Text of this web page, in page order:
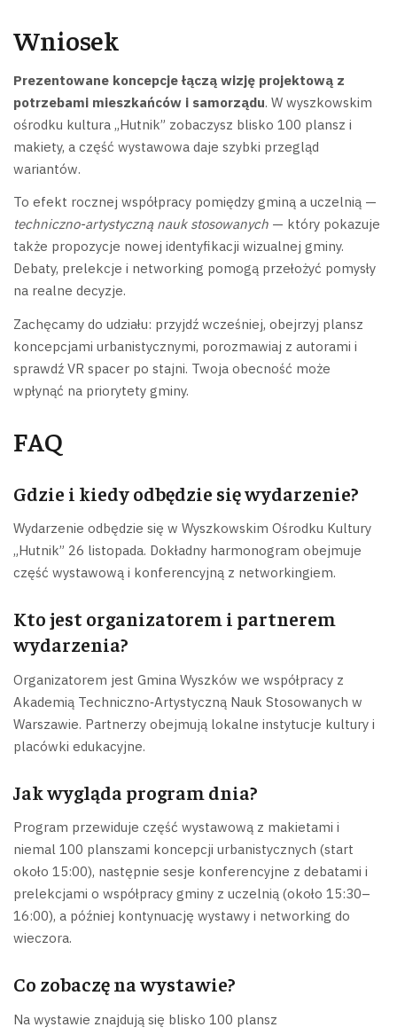
Wniosek
Prezentowane koncepcje łączą wizję projektową z
potrzebami mieszkańców i samorządu. W wyszkowskim
ośrodku kultura „Hutnik” zobaczysz blisko 100 plansz i
makiety, a część wystawowa daje szybki przegląd
wariantów.
To efekt rocznej współpracy pomiędzy gminą a uczelnią —
techniczno-artystyczną nauk stosowanych — który pokazuje
także propozycje nowej identyfikacji wizualnej gminy.
Debaty, prelekcje i networking pomogą przełożyć pomysły
na realne decyzje.
Zachęcamy do udziału: przyjdź wcześniej, obejrzyj plansz
koncepcjami urbanistycznymi, porozmawiaj z autorami i
sprawdź VR spacer po stajni. Twoja obecność może
wpłynąć na priorytety gminy.
FAQ
Gdzie i kiedy odbędzie się wydarzenie?
Wydarzenie odbędzie się w Wyszkowskim Ośrodku Kultury
„Hutnik” 26 listopada. Dokładny harmonogram obejmuje
część wystawową i konferencyjną z networkingiem.
Kto jest organizatorem i partnerem
wydarzenia?
Organizatorem jest Gmina Wyszków we współpracy z
Akademią Techniczno‑Artystyczną Nauk Stosowanych w
Warszawie. Partnerzy obejmują lokalne instytucje kultury i
placówki edukacyjne.
Jak wygląda program dnia?
Program przewiduje część wystawową z makietami i
niemal 100 planszami koncepcji urbanistycznych (start
około 15:00), następnie sesje konferencyjne z debatami i
prelekcjami o współpracy gminy z uczelnią (około 15:30–
16:00), a później kontynuację wystawy i networking do
wieczora.
Co zobaczę na wystawie?
Na wystawie znajdują się blisko 100 plansz